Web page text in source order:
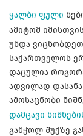
ყალბი ფული
ამიტომ
უნდა
საქართველოს
დაცულია
ადვილად
ამოსაცნობი
დამცავი
გამჭოლ შუქზე